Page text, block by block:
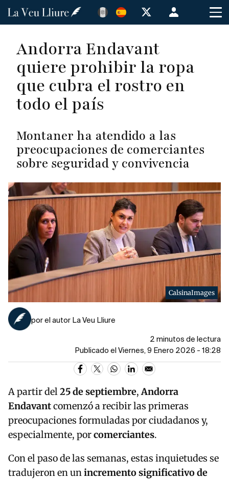
Pasar
principal
Menú
de
usuario
Andorra Endavant
quiere prohibir la ropa
que cubra el rostro en
todo el país
Montaner ha atendido a las
preocupaciones de comerciantes
sobre seguridad y convivencia
CalsinaImages
por el autor La Veu Lliure
2 minutos de lectura
Publicado el Viernes, 9 Enero 2026 - 18:28
A partir del25 de septiembre,Andorra
Endavantcomenzó a recibir las primeras
preocupaciones formuladas por ciudadanos y,
especialmente, porcomerciantes.
Con el paso de las semanas, estas inquietudes se
tradujeron en unincremento significativo de